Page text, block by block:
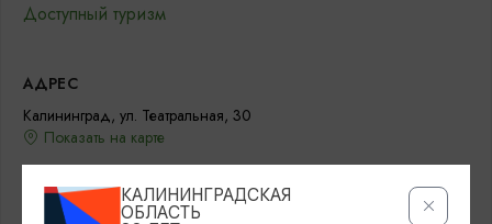
Доступный туризм
АДРЕС
Калининград, ул. Театральная, 30
Показать на карте
КОНТАКТЫ
+7 (4012) 31-04-95 info@hoteleuropa.ru
КАЛИНИНГРАДСКАЯ
ОБЛАСТЬ